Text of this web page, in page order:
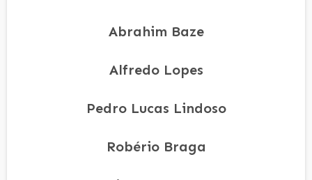
Abrahim Baze
Alfredo Lopes
Pedro Lucas Lindoso
Robério Braga